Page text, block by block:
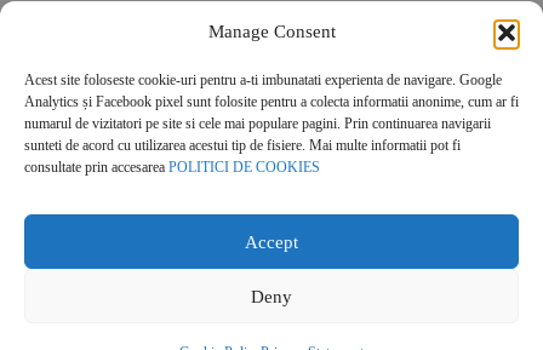
Manage Consent
Acest site foloseste cookie-uri pentru a-ti imbunatati experienta de navigare. Google
Analytics și Facebook pixel sunt folosite pentru a colecta informatii anonime, cum ar fi
numarul de vizitatori pe site si cele mai populare pagini. Prin continuarea navigarii
sunteti de acord cu utilizarea acestui tip de fisiere. Mai multe informatii pot fi
consultate prin accesarea POLITICI DE COOKIES
Accept
Deny
POLITICĂ DE CONFIDENȚIALITATE
Politica de cookies
© 2026 Real Estate Magazine. All Rights Reserved.